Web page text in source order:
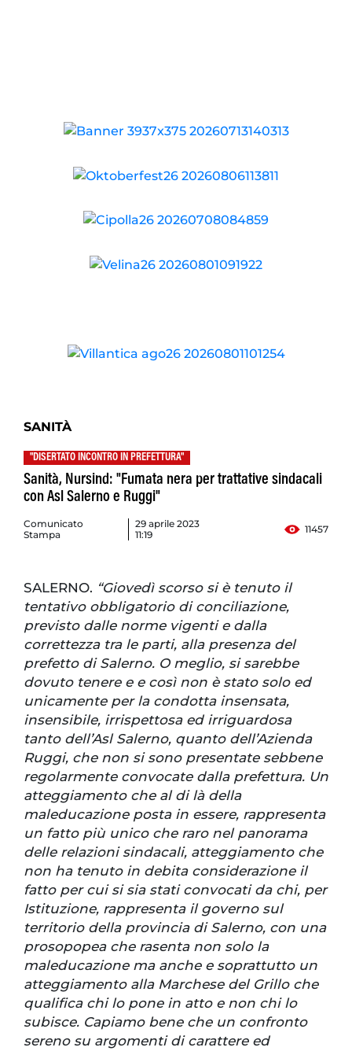
SANITÀ
"DISERTATO INCONTRO IN PREFETTURA"
Sanità, Nursind: "Fumata nera per trattative sindacali
con Asl Salerno e Ruggi"
Comunicato
Stampa
29 aprile 2023
11:19
11457
SALERNO. “Giovedì scorso si è tenuto il
tentativo obbligatorio di conciliazione,
previsto dalle norme vigenti e dalla
correttezza tra le parti, alla presenza del
prefetto di Salerno. O meglio, si sarebbe
dovuto tenere e e così non è stato solo ed
unicamente per la condotta insensata,
insensibile, irrispettosa ed irriguardosa
tanto dell’Asl Salerno, quanto dell’Azienda
Ruggi, che non si sono presentate sebbene
regolarmente convocate dalla prefettura. Un
atteggiamento che al di là della
maleducazione posta in essere, rappresenta
un fatto più unico che raro nel panorama
delle relazioni sindacali, atteggiamento che
non ha tenuto in debita considerazione il
fatto per cui si sia stati convocati da chi, per
Istituzione, rappresenta il governo sul
territorio della provincia di Salerno, con una
prosopopea che rasenta non solo la
maleducazione ma anche e soprattutto un
atteggiamento alla Marchese del Grillo che
qualifica chi lo pone in atto e non chi lo
subisce. Capiamo bene che un confronto
sereno su argomenti di carattere ed